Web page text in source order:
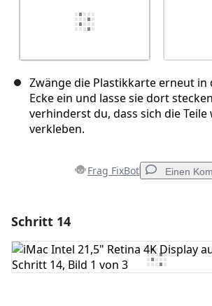
Zwänge die Plastikkarte erneut in
Ecke ein und lasse sie dort
verhinderst du, dass sich die Teile
verkleben.
Frag FixBot Einen
Kommentar hinzufügen
Schritt 14